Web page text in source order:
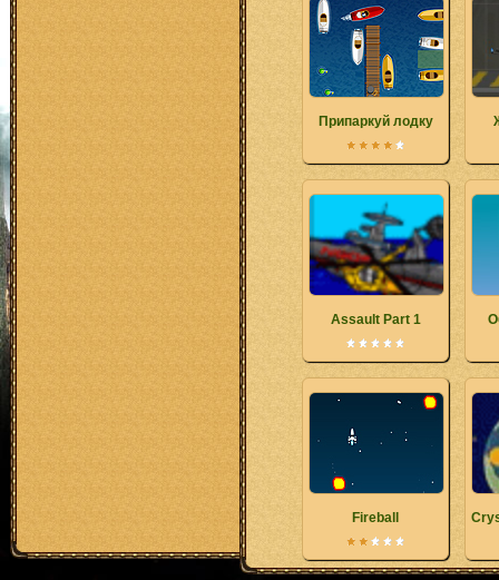
Припаркуй лодку
Assault Part 1
Fireball